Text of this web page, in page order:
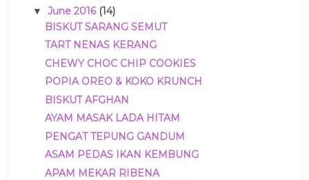
▼ June 2016 (14)
BISKUT SARANG SEMUT
TART NENAS KERANG
CHEWY CHOC CHIP COOKIES
POPIA OREO & KOKO KRUNCH
BISKUT AFGHAN
AYAM MASAK LADA HITAM
PENGAT TEPUNG GANDUM
ASAM PEDAS IKAN KEMBUNG
APAM MEKAR RIBENA